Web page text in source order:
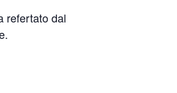
refertato dal